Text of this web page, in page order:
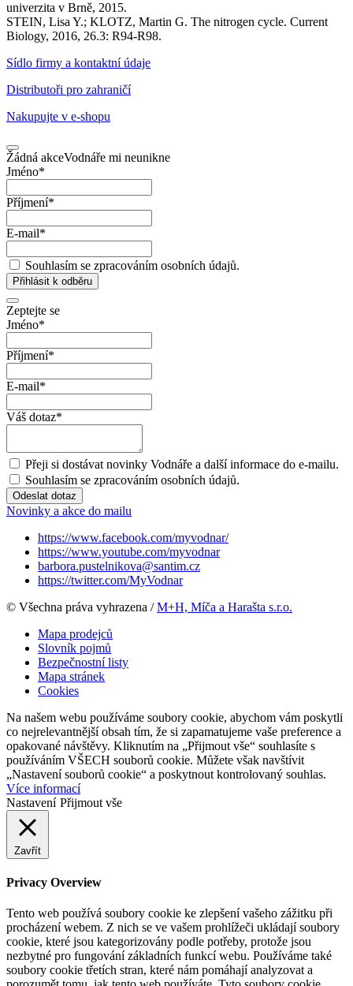
univerzita v Brně, 2015.
STEIN, Lisa Y.; KLOTZ, Martin G. The nitrogen cycle. Current
Biology, 2016, 26.3: R94-R98.
Sídlo firmy a kontaktní údaje
Distributoři pro zahraničí
Nakupujte v e-shopu
Žádná akceVodnáře mi neunikne
Jméno*
Příjmení*
E-mail*
Souhlasím se zpracováním osobních údajů.
Přihlásit k odběru
Zeptejte se
Jméno*
Příjmení*
E-mail*
Váš dotaz*
Přeji si dostávat novinky Vodnáře a další informace do e-mailu.
Souhlasím se zpracováním osobních údajů.
Odeslat dotaz
Novinky a akce do mailu
https://www.facebook.com/myvodnar/
https://www.youtube.com/myvodnar
barbora.pustelnikova@santim.cz
https://twitter.com/MyVodnar
© Všechna práva vyhrazena /M+H, Míča a Harašta s.r.o.
Mapa prodejců
Slovník pojmů
Bezpečnostní listy
Mapa stránek
Cookies
Na našem webu používáme soubory cookie, abychom vám poskytli
co nejrelevantnější obsah tím, že si zapamatujeme vaše preference a
opakované návštěvy. Kliknutím na „Přijmout vše“ souhlasíte s
používáním VŠECH souborů cookie. Můžete však navštívit
„Nastavení souborů cookie“ a poskytnout kontrolovaný souhlas.
Více informací
Nastavení Přijmout vše
Zavřít
Privacy Overview
Tento web používá soubory cookie ke zlepšení vašeho zážitku při
procházení webem. Z nich se ve vašem prohlížeči ukládají soubory
cookie, které jsou kategorizovány podle potřeby, protože jsou
nezbytné pro fungování základních funkcí webu. Používáme také
soubory cookie třetích stran, které nám pomáhají analyzovat a